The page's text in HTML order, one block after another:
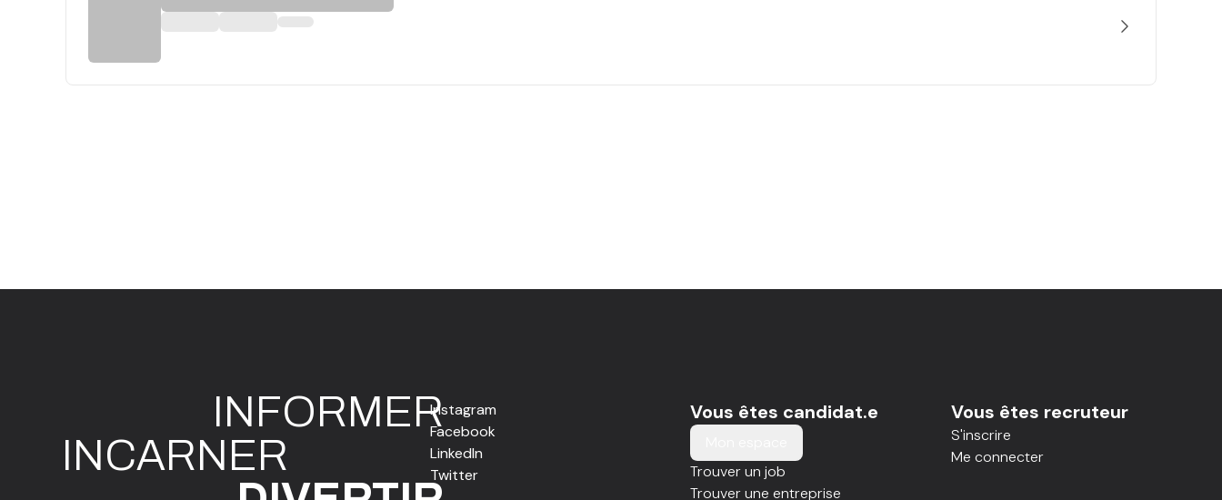
INFORMER
INCARNER
Instagram
Facebook
LinkedIn
Twitter
Vous êtes candidat.e
Trouver un job
Trouver une entreprise
Vous êtes recruteur
S'inscrire
Me connecter